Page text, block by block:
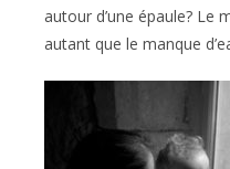
autour d’une épaule? Le
autant que le manque